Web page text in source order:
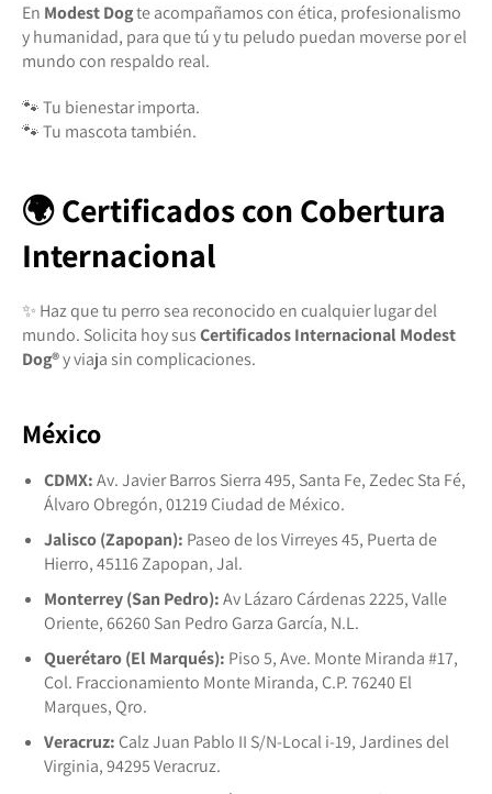
En Modest Dogte acompañamos con ética, profesionalismo
y humanidad, para que tú y tu peludo puedan moverse por el
mundo con respaldo real.
🐾 Tu bienestar importa.
🐾 Tu mascota también.
🌍 Certificados con Cobertura
Internacional
✨ Haz que tu perro sea reconocido en cualquier lugar del
mundo. Solicita hoy susCertificados Internacional Modest
Dog®️y viaja sin complicaciones.
México
CDMX:Av. Javier Barros Sierra 495, Santa Fe, Zedec Sta Fé,
Álvaro Obregón, 01219 Ciudad de México.
Jalisco (Zapopan): Paseo de los Virreyes 45, Puerta de
Hierro, 45116 Zapopan, Jal.
Monterrey (San Pedro):Av Lázaro Cárdenas 2225, Valle
Oriente, 66260 San Pedro Garza García, N.L.
Querétaro (El Marqués): Piso 5, Ave. Monte Miranda #17,
Col. Fraccionamiento Monte Miranda, C.P. 76240 El
Marques, Qro.
Veracruz: Calz Juan Pablo II S/N-Local i-19, Jardines del
Virginia, 94295 Veracruz.